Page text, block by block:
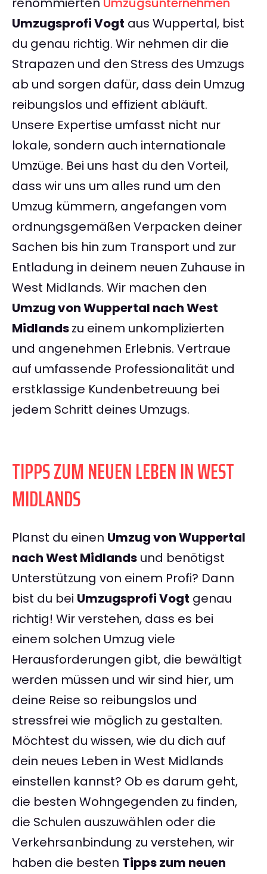
Umzugsprofi Vogt aus Wuppertal, bist
du genau richtig. Wir nehmen dir die
Strapazen und den Stress des Umzugs
ab und sorgen dafür, dass dein Umzug
reibungslos und effizient abläuft.
Unsere Expertise umfasst nicht nur
lokale, sondern auch internationale
Umzüge. Bei uns hast du den Vorteil,
dass wir uns um alles rund um den
Umzug kümmern, angefangen vom
ordnungsgemäßen Verpacken deiner
Sachen bis hin zum Transport und zur
Entladung in deinem neuen Zuhause in
West Midlands. Wir machen den
Umzug von Wuppertal nach West
Midlandszu einem unkomplizierten
und angenehmen Erlebnis. Vertraue
auf umfassende Professionalität und
erstklassige Kundenbetreuung bei
jedem Schritt deines Umzugs.
TIPPS ZUM NEUEN LEBEN IN WEST
MIDLANDS
Planst du einen Umzug von Wuppertal
nach West Midlands und benötigst
Unterstützung von einem Profi? Dann
bist du bei Umzugsprofi Vogt genau
richtig! Wir verstehen, dass es bei
einem solchen Umzug viele
Herausforderungen gibt, die bewältigt
werden müssen und wir sind hier, um
deine Reise so reibungslos und
stressfrei wie möglich zu gestalten.
Möchtest du wissen, wie du dich auf
dein neues Leben in West Midlands
einstellen kannst? Ob es darum geht,
die besten Wohngegenden zu finden,
die Schulen auszuwählen oder die
Verkehrsanbindung zu verstehen, wir
haben die besten Tipps zum neuen